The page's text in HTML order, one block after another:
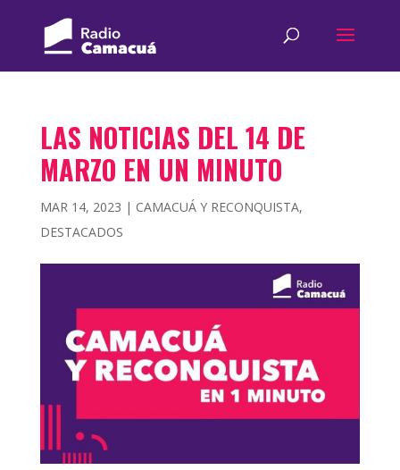
LAS NOTICIAS DEL 14 DE
MARZO EN UN MINUTO
MAR 14, 2023 | CAMACUÁ Y RECONQUISTA,
DESTACADOS